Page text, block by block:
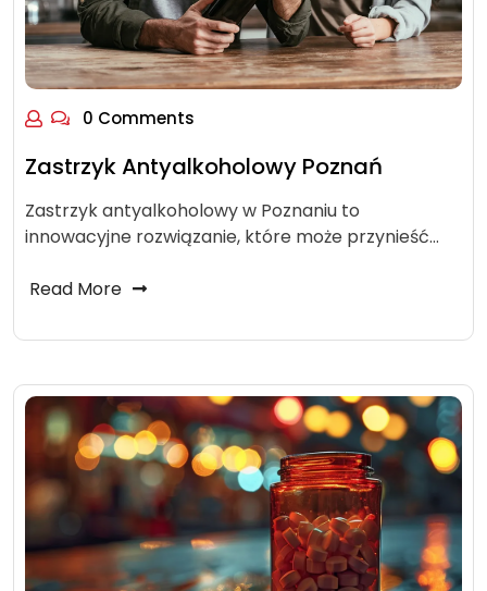
0 Comments
Zastrzyk Antyalkoholowy Poznań
Zastrzyk antyalkoholowy w Poznaniu to
innowacyjne rozwiązanie, które może przynieść…
Read More